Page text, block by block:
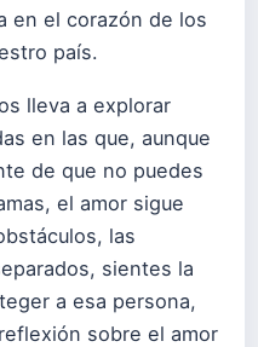
en el corazón de los
país.
lleva a explorar
en las que, aunque
de que no puedes
el amor sigue
las
sientes la
a esa persona,
sobre el amor